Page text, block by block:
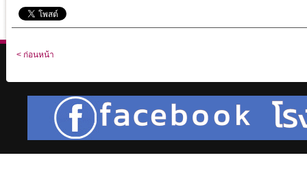
< ก่อนหน้า